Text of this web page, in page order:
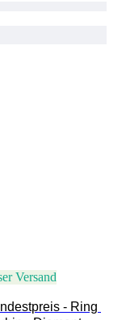
Versand
- Ring